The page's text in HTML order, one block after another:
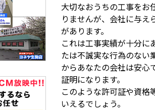
大切なおうちの工事をお
りませんが、会社に与え
があります。
これは工事実績が十分に
たは不誠実な行為のない
からあなたの会社は安心
証明になります。
このような許可証や資格
いえるでしょう。